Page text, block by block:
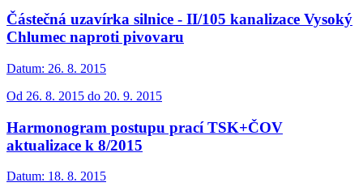
Částečná uzavírka silnice - II/105 kanalizace Vysoký
Chlumec naproti pivovaru
Datum: 26. 8. 2015
Od 26. 8. 2015 do 20. 9. 2015
Harmonogram postupu prací TSK+ČOV
aktualizace k 8/2015
Datum: 18. 8. 2015